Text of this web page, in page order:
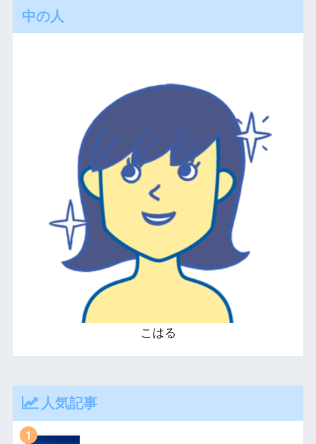
中の人
こはる
人気記事
1